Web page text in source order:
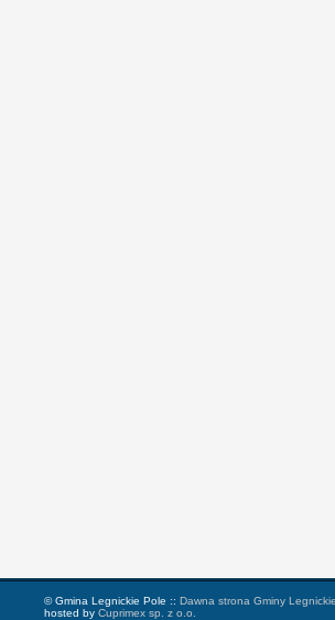
© Gmina Legnickie Pole :: Dawna strona Gminy
hosted by Cuprimex sp. z o.o.